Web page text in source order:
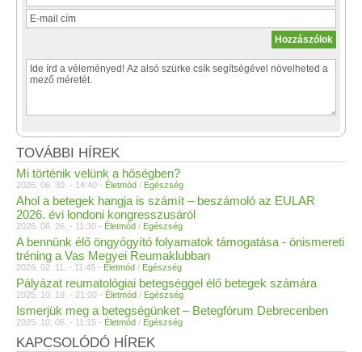
TOVÁBBI HÍREK
Mi történik velünk a hőségben?
2026. 06. 30. - 14:40 - Életmód / Egészség
Ahol a betegek hangja is számít – beszámoló az EULAR
2026. évi londoni kongresszusáról
2026. 06. 26. - 11:30 - Életmód / Egészség
A bennünk élő öngyógyító folyamatok támogatása - önismereti
tréning a Vas Megyei Reumaklubban
2026. 02. 11. - 11:45 - Életmód / Egészség
Pályázat reumatológiai betegséggel élő betegek számára
2025. 10. 19. - 21:00 - Életmód / Egészség
Ismerjük meg a betegségünket – Betegfórum Debrecenben
2025. 10. 06. - 11:15 - Életmód / Egészség
KAPCSOLÓDÓ HÍREK